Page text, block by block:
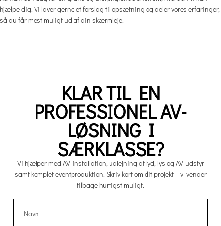
hjælpe dig. Vi laver gerne et forslag til opsætning og deler vores erfaringer,
så du får mest muligt ud af din skærmleje.
KLAR TIL EN
PROFESSIONEL AV-
LØSNING I
SÆRKLASSE?
Vi hjælper med AV-installation, udlejning af lyd, lys og AV-udstyr
samt komplet eventproduktion. Skriv kort om dit projekt – vi vender
tilbage hurtigst muligt.